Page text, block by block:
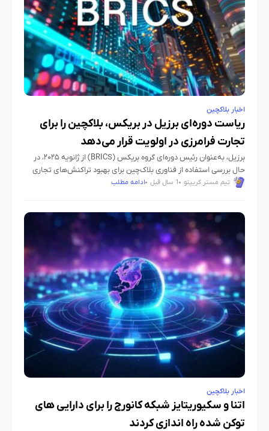
اخبار بلاکچین
ریاست دوره‌ای برزیل در بریکس، بلاکچین را برای
تجارت فرامرزی در اولویت قرار می‌دهد
برزیل، به‌عنوان رئیس دوره‌ای گروه بریکس (BRICS) از ژانویه ۲۰۲۵، در
حال بررسی استفاده از فناوری بلاک‌چین برای بهبود تراکنش‌های تجاری
میان اعضای این گروه است. این رویکرد به‌جای ایجاد
تیم مستر کریپتو 1 سال قبل ادامه مطلب
اخبار بلاکچین
اتنا و سکیوریتایز شبکه کانورج را برای دارایی‌ های
توکن‌ شده راه‌ اندازی کردند